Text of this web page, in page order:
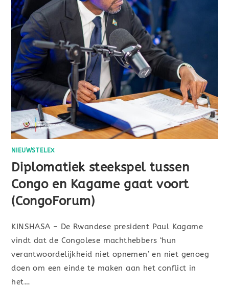
NIEUWSTELEX
Diplomatiek steekspel tussen
Congo en Kagame gaat voort
(CongoForum)
KINSHASA – De Rwandese president Paul Kagame
vindt dat de Congolese machthebbers ‘hun
verantwoordelijkheid niet opnemen’ en niet genoeg
doen om een einde te maken aan het conflict in
het…